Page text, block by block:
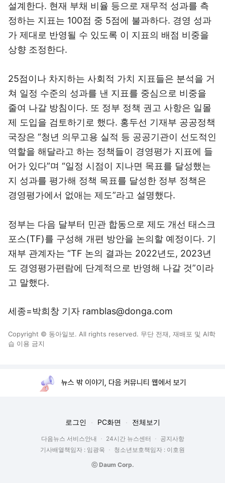
설계한다. 현재 부채 비율 등으로 재무적 성과를 측
정하는 지표는 100점 중 5점에 불과하다. 경영 성과
가 제대로 반영될 수 있도록 이 지표의 배점 비중을
상향 조정한다.
25점이나 차지하는 사회적 가치 지표들은 분석을 거
쳐 일정 수준의 성과를 낸 지표를 중심으로 비중을
줄여 나갈 방침이다. 또 정부 정책 권고 사항은 일몰
제 도입을 검토하기로 했다. 홍두선 기재부 공공정책
국장은 “청년 의무고용 실적 등 공공기관이 선도적인
역할을 해달라고 하는 정책들이 경영평가 지표에 들
어가 있다”며 “일정 시점이 지나면 목표를 달성했는
지 성과를 평가해 정책 목표를 달성한 정부 정책은
경영평가에서 없애는 제도”라고 설명했다.
정부는 다음 달부터 민관 합동으로 제도 개선 태스크
포스(TF)를 구성해 개편 방안을 논의할 예정이다. 기
재부 관계자는 “TF 논의 결과는 2022년도, 2023년
도 경영평가편람에 단계적으로 반영해 나갈 것”이라
고 말했다.
세종=박희창 기자 ramblas@donga.com
Copyright © 동아일보. All rights reserved. 무단 전재, 재배포 및 AI학
습 이용 금지
뉴스 밖 이야기, 다음 커뮤니티 웹에서 보기
로그인 PC화면 전체보기
다음뉴스 서비스안내 24시간 뉴스센터
공지사항
기사배열책임자 : 임광욱
청소년보호책임자 : 이호원
ⓒ Daum Corp.